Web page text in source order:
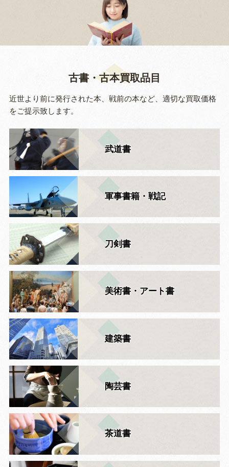
古書・古本買取品目
近世より前に発行された本、戦前の本など、適切な買取価格
をご提示致します。
武道書
軍事書籍・戦記
刀剣書
美術書・アート書
建築書
陶芸書
茶道書